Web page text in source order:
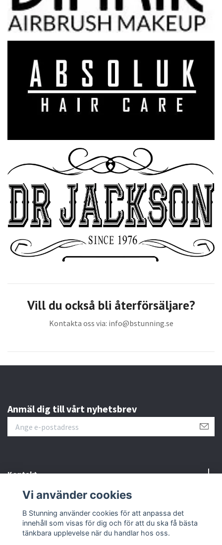
Vill du också bli återförsäljare?
Kontakta oss via: info@bstunning.se
Anmäl dig till vårt nyhetsbrev
Kontakt
Information
Sociala medier
Vi använder cookies
B Stunning använder cookies för att anpassa det
innehåll som visas för dig och för att du ska få bästa
tänkbara upplevelse när du handlar hos oss.